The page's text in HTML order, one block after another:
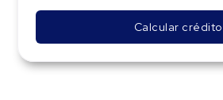
Calcular crédito